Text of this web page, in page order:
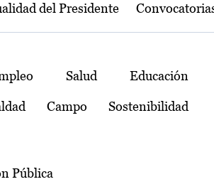
del Presidente
Salud Educación
Campo Sostenibilidad
Pública